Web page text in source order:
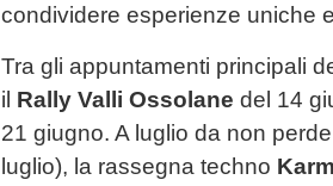
condividere esperienze uniche
Tra gli appuntamenti principali
il Rally Valli Ossolane del 14
21 giugno. A luglio da non
luglio), la rassegna techno